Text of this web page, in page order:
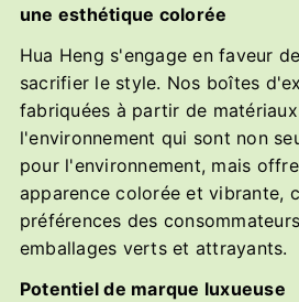
une esthétique colorée
Hua Heng s'engage en faveur
sacrifier le style. Nos boîtes
fabriquées à partir de
l'environnement qui sont non
pour l'environnement, mais
apparence colorée et vibrante,
préférences des
emballages verts et attrayants.
Potentiel de marque luxueuse